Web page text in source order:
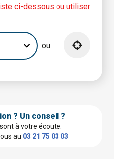
ci-dessous ou utiliser
ou
? Un conseil ?
à votre écoute.
au 03 21 75 03 03